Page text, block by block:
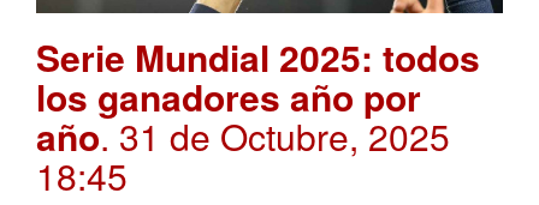
Serie Mundial 2025: todos
los ganadores año por
año. 31 de Octubre, 2025
18:45